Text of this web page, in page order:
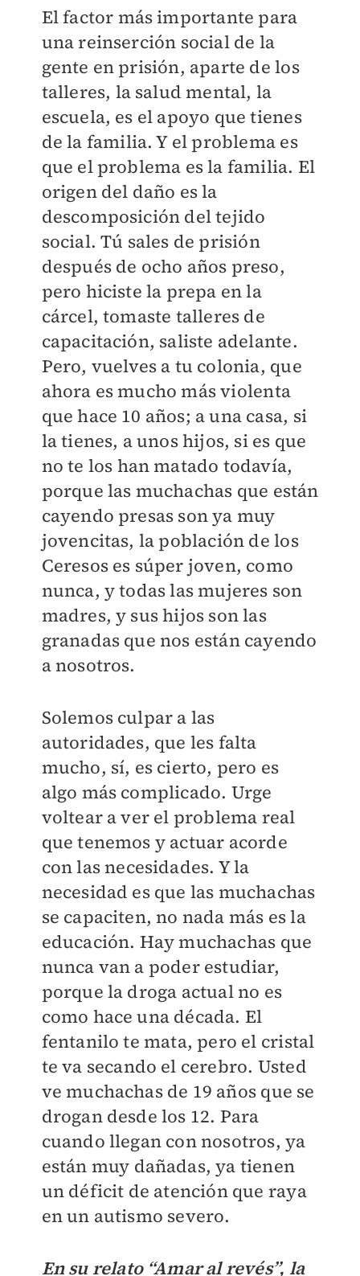
El factor más importante para
una reinserción social de la
gente en prisión, aparte de los
talleres, la salud mental, la
escuela, es el apoyo que tienes
de la familia. Y el problema es
que el problema es la familia. El
origen del daño es la
descomposición del tejido
social. Tú sales de prisión
después de ocho años preso,
pero hiciste la prepa en la
cárcel, tomaste talleres de
capacitación, saliste adelante.
Pero, vuelves a tu colonia, que
ahora es mucho más violenta
que hace 10 años; a una casa, si
la tienes, a unos hijos, si es que
no te los han matado todavía,
porque las muchachas que están
cayendo presas son ya muy
jovencitas, la población de los
Ceresos es súper joven, como
nunca, y todas las mujeres son
madres, y sus hijos son las
granadas que nos están cayendo
a nosotros.
Solemos culpar a las
autoridades, que les falta
mucho, sí, es cierto, pero es
algo más complicado. Urge
voltear a ver el problema real
que tenemos y actuar acorde
con las necesidades. Y la
necesidad es que las muchachas
se capaciten, no nada más es la
educación. Hay muchachas que
nunca van a poder estudiar,
porque la droga actual no es
como hace una década. El
fentanilo te mata, pero el cristal
te va secando el cerebro. Usted
ve muchachas de 19 años que se
drogan desde los 12. Para
cuando llegan con nosotros, ya
están muy dañadas, ya tienen
un déficit de atención que raya
en un autismo severo.
En su relato “Amar al revés”, la